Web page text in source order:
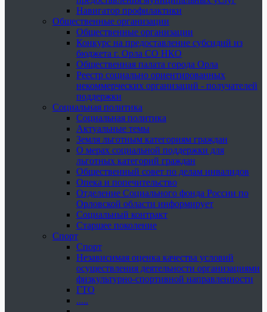
Навигатор профилактики
Общественные организации
Общественные организации
Конкурс на предоставление субсидий из
бюджета г. Орла СО НКО
Общественная палата города Орла
Реестр социально ориентированных
некоммерческих организаций - получателей
поддержки
Социальная политика
Социальная политика
Актуальные темы
Земля льготным категориям граждан
О мерах социальной поддержки для
льготных категорий граждан
Общественный совет по делам инвалидов
Опека и попечительство
Отделение Социального фонда России по
Орловской области информирует
Социальный контракт
Старшее поколение
Спорт
Спорт
Независимая оценка качества условий
осуществления деятельности организациями
физкультурно-спортивной направленности
ГТО
.....